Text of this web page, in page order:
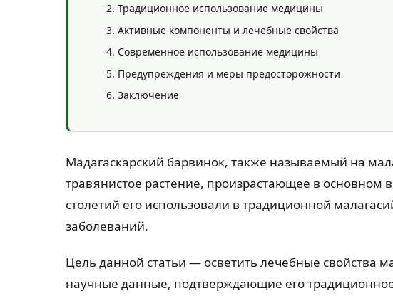
Традиционное использование медицины
Активные компоненты и лечебные свойства
Современное использование медицины
Предупреждения и меры предосторожности
Заключение
Мадагаскарский барвинок, также называемый на
травянистое растение, произрастающее в основном
столетий его использовали в традиционной
заболеваний.
Цель данной статьи — осветить лечебные свойства
научные данные, подтверждающие его